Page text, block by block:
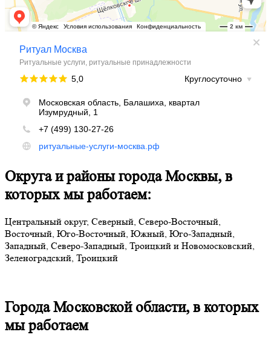
Округа и районы города Москвы, в
которых мы работаем:
Центральный округ, Северный, Северо-Восточный,
Восточный, Юго-Восточный, Южный, Юго-Западный,
Западный, Северо-Западный, Троицкий и Новомосковский,
Зеленоградский, Троицкий
Города Московской области, в которых
мы работаем